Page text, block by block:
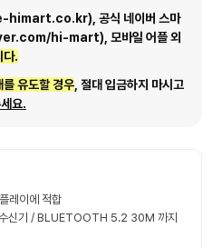
himart.co.kr), 공식 네이버 스마
hi-mart), 모바일 어플 외
다.
유도할 경우 , 절대 입금하지 마시고
요.
레이에 적합
신기 / BLUETOOTH 5.2 30M 까지